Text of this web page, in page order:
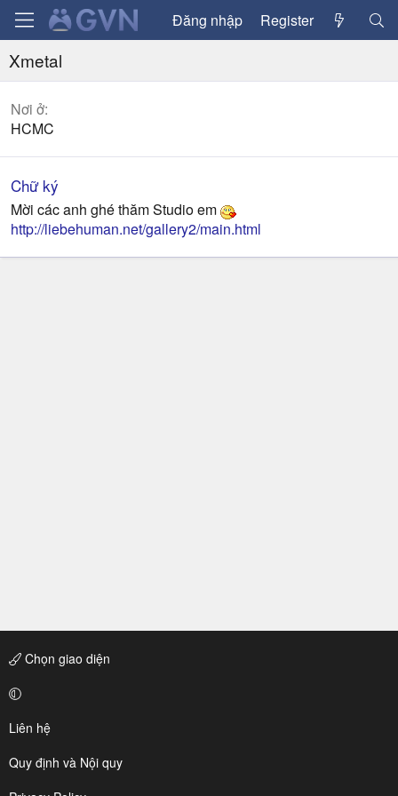
Đăng nhập Register
Xmetal
Nơi ở
HCMC
Chữ ký
Mời các anh ghé thăm Studio em
http://liebehuman.net/gallery2/main.html
Chọn giao diện
Liên hệ
Quy định và Nội quy